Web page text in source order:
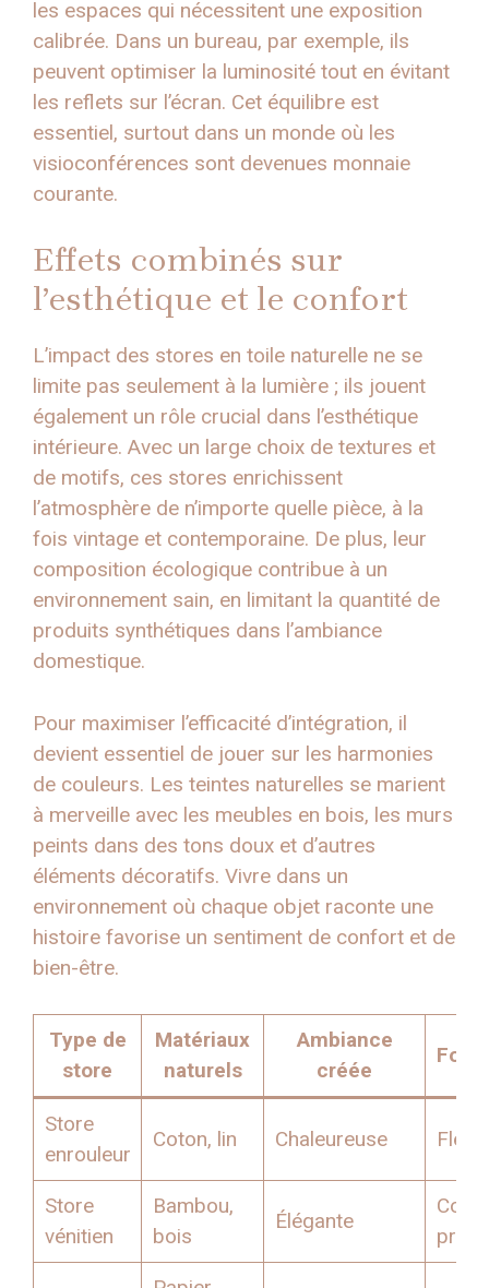
les espaces qui nécessitent une exposition
calibrée. Dans un bureau, par exemple, ils
peuvent optimiser la luminosité tout en évitant
les reflets sur l’écran. Cet équilibre est
essentiel, surtout dans un monde où les
visioconférences sont devenues monnaie
courante.
Effets combinés sur
l’esthétique et le confort
L’impact des stores en toile naturelle ne se
limite pas seulement à la lumière ; ils jouent
également un rôle crucial dans l’esthétique
intérieure. Avec un large choix de textures et
de motifs, ces stores enrichissent
l’atmosphère de n’importe quelle pièce, à la
fois vintage et contemporaine. De plus, leur
composition écologique contribue à un
environnement sain, en limitant la quantité de
produits synthétiques dans l’ambiance
domestique.
Pour maximiser l’efficacité d’intégration, il
devient essentiel de jouer sur les harmonies
de couleurs. Les teintes naturelles se marient
à merveille avec les meubles en bois, les murs
peints dans des tons doux et d’autres
éléments décoratifs. Vivre dans un
environnement où chaque objet raconte une
histoire favorise un sentiment de confort et de
bien-être.
Type de
store
Matériaux
naturels
Ambiance
créée
Store
enrouleur
Coton, lin Chaleureuse
Store
vénitien
Bambou,
bois
Élégante